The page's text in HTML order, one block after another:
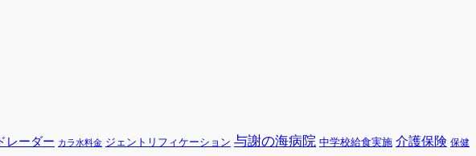
レーダー カラ水料金 ジェントリフィケーション 与謝の海病院 中学校給食実施 介護保険 保健